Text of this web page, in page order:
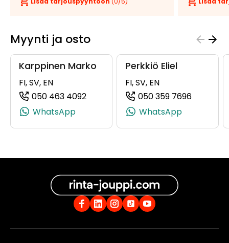
Myynti ja osto
Karppinen Marko
FI, SV, EN
050 463 4092
(+358504634092, 0504634092,
WhatsApp
Perkkiö Eliel
FI, SV, EN
050 359 7696
WhatsApp